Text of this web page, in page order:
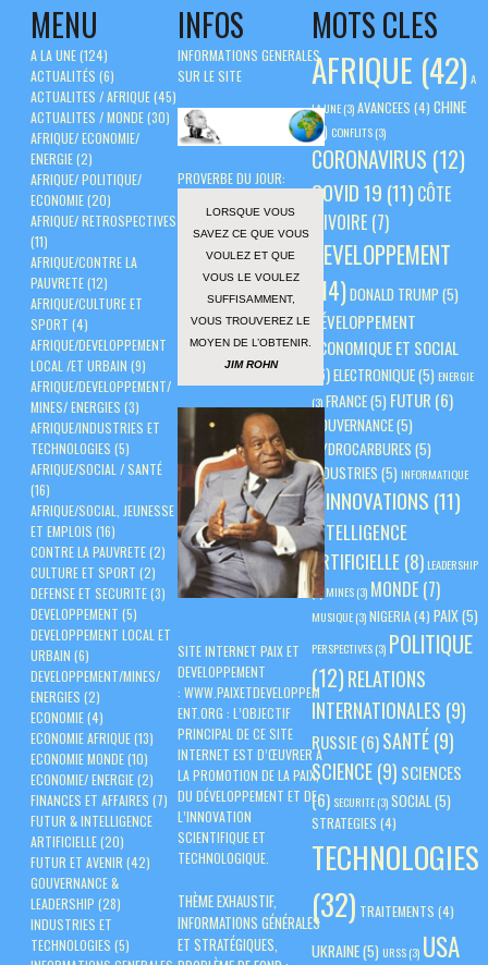
MENU
A LA UNE(124)
ACTUALITÉS (6)
ACTUALITES / AFRIQUE(45)
ACTUALITES / MONDE(30)
AFRIQUE/ ECONOMIE/
ENERGIE(2)
AFRIQUE/ POLITIQUE/
ECONOMIE(20)
AFRIQUE/ RETROSPECTIVES
(11)
AFRIQUE/CONTRE LA
PAUVRETE(12)
AFRIQUE/CULTURE ET
SPORT (4)
AFRIQUE/DEVELOPPEMENT
LOCAL /ET URBAIN (9)
AFRIQUE/DEVELOPPEMENT/
MINES/ ENERGIES (3)
AFRIQUE/INDUSTRIES ET
TECHNOLOGIES (5)
AFRIQUE/SOCIAL / SANTÉ
(16)
AFRIQUE/SOCIAL, JEUNESSE
ET EMPLOIS (16)
CONTRE LA PAUVRETE(2)
CULTURE ET SPORT (2)
DEFENSE ET SECURITE(3)
DEVELOPPEMENT (5)
DEVELOPPEMENT LOCAL ET
URBAIN (6)
DEVELOPPEMENT/MINES/
ENERGIES (2)
ECONOMIE(4)
ECONOMIE AFRIQUE(13)
ECONOMIE MONDE(10)
ECONOMIE/ ENERGIE(2)
FINANCES ET AFFAIRES (7)
FUTUR & INTELLIGENCE
ARTIFICIELLE(20)
FUTUR ET AVENIR (42)
GOUVERNANCE &
LEADERSHIP (28)
INDUSTRIES ET
TECHNOLOGIES (5)
MOTS CLES
AFRIQUE (42) A
LA UNE(3)AVANCEES (4) CHINE
(5)CONFLITS(3)
CORONAVIRUS (12)
COVID 19 (11) CÔTE
D'IVOIRE (7)
DEVELOPPEMENT
(14)DONALD TRUMP(5)
DÉVELOPPEMENT
ÉCONOMIQUE ET SOCIAL
(6)ELECTRONIQUE(5)ENERGIE
(3)FRANCE(5)FUTUR (6)
GOUVERNANCE(5)
HYDROCARBURES(5)
INDUSTRIES(5)INFORMATIQUE
(3) INNOVATIONS (11)
INTELLIGENCE
ARTIFICIELLE (8)LEADERSHIP
(3)MINES(3) MONDE (7)
MUSIQUE(3)NIGERIA(4) PAIX(5)
PERSPECTIVES(3) POLITIQUE
(12)RELATIONS
INTERNATIONALES (9)
RUSSIE(6)SANTÉ(9)
SCIENCE(9) SCIENCES
(6) SECURITE(3)SOCIAL (5)
STRATEGIES (4)
TECHNOLOGIES
(32) TRAITEMENTS (4)
UKRAINE(5)URSS(3) USA
INFOS
INFORMATIONS GENERALES
SUR LE SITE
PROVERBE DU JOUR:
LORSQUE VOUS
SAVEZ CE QUE VOUS
VOULEZ ET QUE
VOUS LE VOULEZ
SUFFISAMMENT,
VOUS TROUVEREZ LE
MOYEN DE L’OBTENIR.
JIM ROHN
SITE INTERNET PAIX ET
DEVELOPPEMENT
:WWW.PAIXETDEVELOPPEM
ENT.ORG : L’OBJECTIF
PRINCIPAL DE CE SITE
INTERNET EST D’ŒUVRER À
LA PROMOTION DE LA PAIX,
DU DÉVELOPPEMENT ET DE
L’INNOVATION
SCIENTIFIQUE ET
TECHNOLOGIQUE.
THÈME EXHAUSTIF,
INFORMATIONS GÉNÉRALES
ET STRATÉGIQUES,